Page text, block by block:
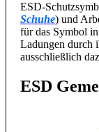
ESD-
Schuhe) und
für das Symbol
Ladungen durch
ausschließlich
ESD